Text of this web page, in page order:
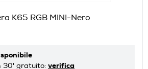
K65 RGB MINI-Nero
30' gratuito: verifica